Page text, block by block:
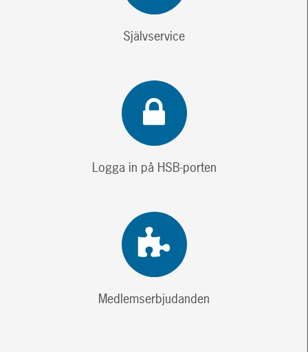
Självservice
Logga in på HSB-porten
Medlemserbjudanden